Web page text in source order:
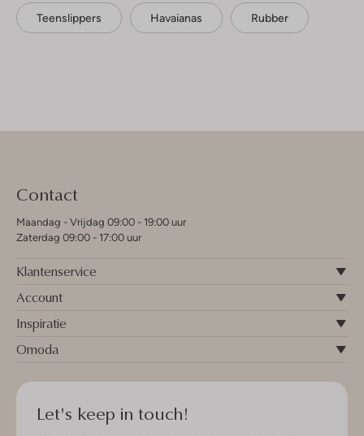
Teenslippers Havaianas Rubber
Contact
Maandag - Vrijdag 09:00 - 19:00 uur
Zaterdag 09:00 - 17:00 uur
Klantenservice
Account
Inspiratie
Omoda
Let's keep in touch!